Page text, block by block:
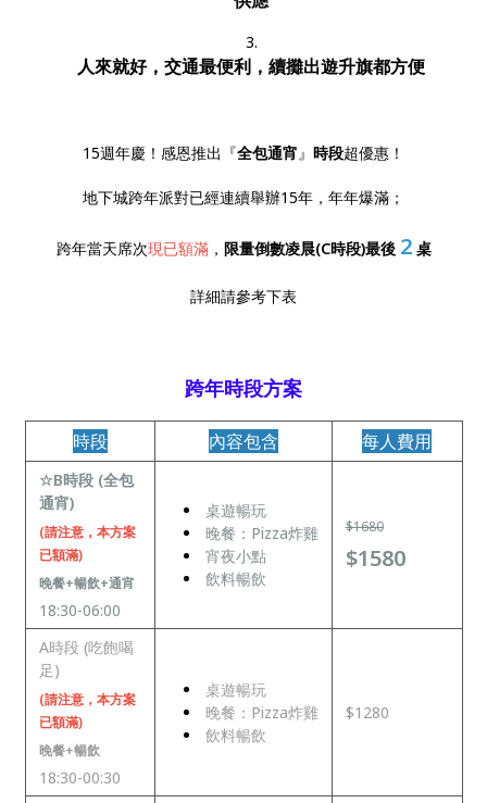
人來就好， 交通最便利 ，續攤出遊升旗都方便
15週年慶！感恩推出『全包通宵』 時段超優惠！
地下城跨年派對已經連續舉辦15年，年年爆滿；
跨年當天席次現已額滿， 限量倒數凌晨(C時段)最後 2桌
詳細請參考下表
跨年時段方案
時段 內容包含 每人費用
☆B時段 (全包
通宵)
(請注意，本方案
已額滿)
晚餐+暢飲+通宵
18:30-06:00
桌遊暢玩
晚餐：Pizza炸雞
宵夜小點
飲料暢飲
$1680
$1580
A時段 (吃飽喝
足)
(請注意，本方案
已額滿)
晚餐+暢飲
18:30-00:30
桌遊暢玩
晚餐：Pizza炸雞
飲料暢飲
$1280